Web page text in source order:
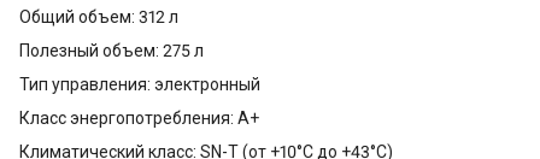
Общий объем: 312 л
Полезный объем: 275 л
Тип управления: электронный
Класс энергопотребления: A+
Климатический класс: SN-T (от +10°С до +43°С)